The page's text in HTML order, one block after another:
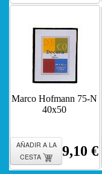
Marco Hofmann 75-N
40x50
AÑADIR A LA
CESTA
9,10 €